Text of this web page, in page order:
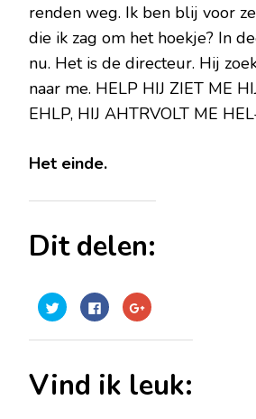
renden weg. Ik ben blij voor
die ik zag om het hoekje? In
nu. Het is de directeur. Hij
naar me. HELP HIJ ZIET ME
EHLP, HIJ AHTRVOLT ME
Het einde.
Dit delen:
Klik
om
delen
in
een
Klik
om
delen
in
een
Klik
om
Google+
in
een
Vind ik leuk: